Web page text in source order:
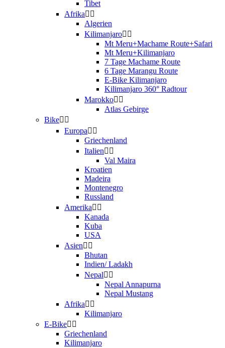
Tibet
Afrika
Algerien
Kilimanjaro
Mt Meru+Machame Route+Safari
Mt Meru+Kilimanjaro
7 Tage Machame Route
6 Tage Marangu Route
E-Bike Kilimanjaro
Kilimanjaro 360° Radtour
Marokko
Atlas Gebirge
Bike
Europa
Griechenland
Italien
Val Maira
Kroatien
Madeira
Montenegro
Russland
Amerika
Kanada
Kuba
USA
Asien
Bhutan
Indien/ Ladakh
Nepal
Nepal Annapurna
Nepal Mustang
Afrika
Kilimanjaro
E-Bike
Griechenland
Kilimanjaro